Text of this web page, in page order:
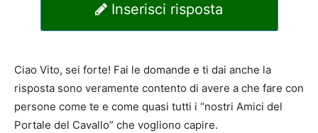
Inserisci risposta
Ciao Vito, sei forte! Fai le domande e ti dai anche la
risposta sono veramente contento di avere a che fare con
persone come te e come quasi tutti i “nostri Amici del
Portale del Cavallo” che vogliono capire.